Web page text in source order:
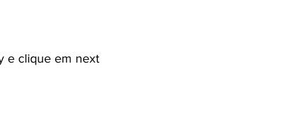
e clique em next